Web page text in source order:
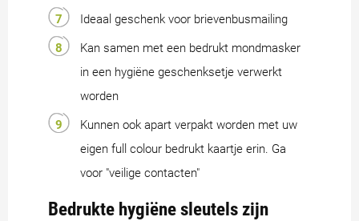
Ideaal geschenk voor brievenbusmailing
Kan samen met een bedrukt mondmasker
in een hygiëne geschenksetje verwerkt
worden
Kunnen ook apart verpakt worden met uw
eigen full colour bedrukt kaartje erin. Ga
voor "veilige contacten"
Bedrukte hygiëne sleutels zijn